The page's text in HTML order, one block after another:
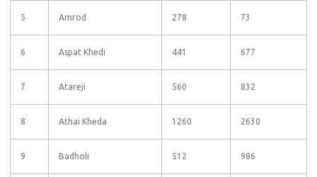
5 Amrod 278 73
6 Aspat Khedi 441 677
7 Atareji 560 832
8 Athai Kheda 1260 2630
9 Badholi 512 986